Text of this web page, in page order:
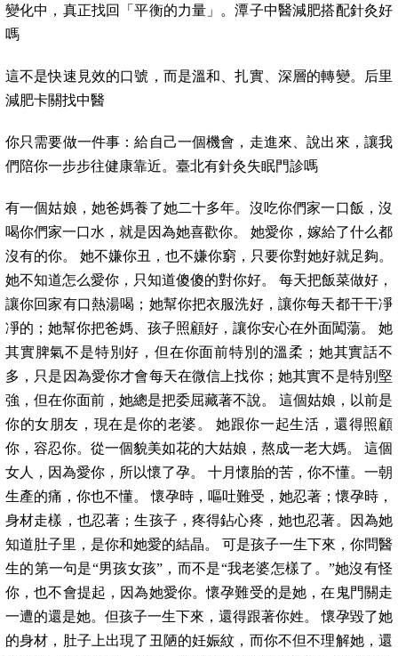
變化中，真正找回「平衡的力量」。潭子中醫減肥搭配針灸好
嗎
這不是快速見效的口號，而是溫和、扎實、深層的轉變。后里
減肥卡關找中醫
你只需要做一件事：給自己一個機會，走進來、說出來，讓我
們陪你一步步往健康靠近。臺北有針灸失眠門診嗎
有一個姑娘，她爸媽養了她二十多年。沒吃你們家一口飯，沒
喝你們家一口水，就是因為她喜歡你。 她愛你，嫁給了什么都
沒有的你。 她不嫌你丑，也不嫌你窮，只要你對她好就足夠。
她不知道怎么愛你，只知道傻傻的對你好。 每天把飯菜做好，
讓你回家有口熱湯喝；她幫你把衣服洗好，讓你每天都干干凈
凈的；她幫你把爸媽、孩子照顧好，讓你安心在外面闖蕩。 她
其實脾氣不是特別好，但在你面前特別的溫柔；她其實話不
多，只是因為愛你才會每天在微信上找你；她其實不是特別堅
強，但在你面前，她總是把委屈藏著不說。 這個姑娘，以前是
你的女朋友，現在是你的老婆。 她跟你一起生活，還得照顧
你，容忍你。從一個貌美如花的大姑娘，熬成一老大媽。 這個
女人，因為愛你，所以懷了孕。 十月懷胎的苦，你不懂。一朝
生產的痛，你也不懂。 懷孕時，嘔吐難受，她忍著；懷孕時，
身材走樣，也忍著；生孩子，疼得鉆心疼，她也忍著。因為她
知道肚子里，是你和她愛的結晶。 可是孩子一生下來，你問醫
生的第一句是“男孩女孩”，而不是“我老婆怎樣了。”她沒有怪
你，也不會提起，因為她愛你。懷孕難受的是她，在鬼門關走
一遭的還是她。但孩子一生下來，還得跟著你姓。 懷孕毀了她
的身材，肚子上出現了丑陋的妊娠紋，而你不但不理解她，還